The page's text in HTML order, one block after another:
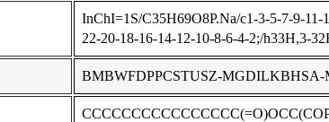
InChI=1S/C35H69O8P.Na/c1-3-5-7-9-
22-20-18-16-14-12-10-8-6-4-2;/h33H,3-
BMBWFDPPCSTUSZ-MGDILKBHSA-